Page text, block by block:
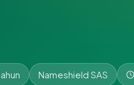
Nameshield SAS